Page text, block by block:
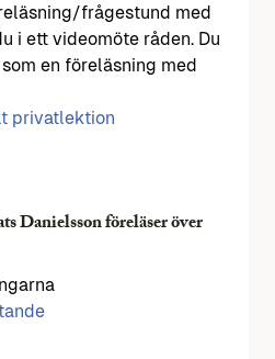
frågestund med
i ett videomöte råden. Du
en föreläsning med
privatlektion
Danielsson föreläser över